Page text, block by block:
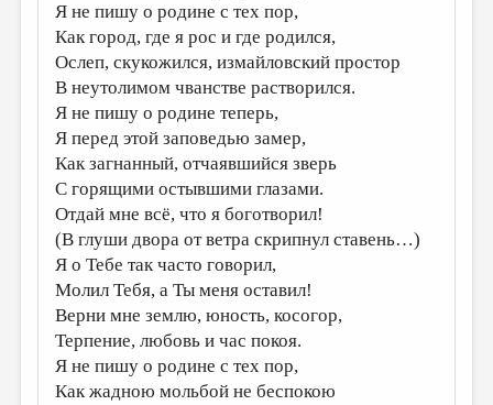
Я не пишу о родине с тех пор,
Как город, где я рос и где родился,
Ослеп, скукожился, измайловский простор
В неутолимом чванстве растворился.
Я не пишу о родине теперь,
Я перед этой заповедью замер,
Как загнанный, отчаявшийся зверь
С горящими остывшими глазами.
Отдай мне всё, что я боготворил!
(В глуши двора от ветра скрипнул ставень…)
Я о Тебе так часто говорил,
Молил Тебя, а Ты меня оставил!
Верни мне землю, юность, косогор,
Терпение, любовь и час покоя.
Я не пишу о родине с тех пор,
Как жадною мольбой не беспокою